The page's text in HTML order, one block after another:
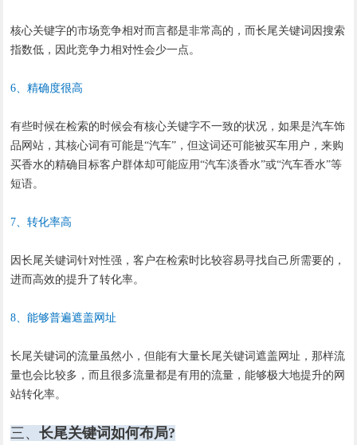
核心关键字的市场竞争相对而言都是非常高的，而长尾关键词因搜索
指数低，因此竞争力相对性会少一点。
6、精确度很高
有些时候在检索的时候会有核心关键字不一致的状况，如果是汽车饰
品网站，其核心词有可能是“汽车”，但这词还可能被买车用户，来购
买香水的精确目标客户群体却可能应用“汽车淡香水”或“汽车香水”等
短语。
7、转化率高
因长尾关键词针对性强，客户在检索时比较容易寻找自己所需要的，
进而高效的提升了转化率。
8、能够普遍遮盖网址
长尾关键词的流量虽然小，但能有大量长尾关键词遮盖网址，那样流
量也会比较多，而且很多流量都是有用的流量，能够极大地提升的网
站转化率。
三、长尾关键词如何布局?